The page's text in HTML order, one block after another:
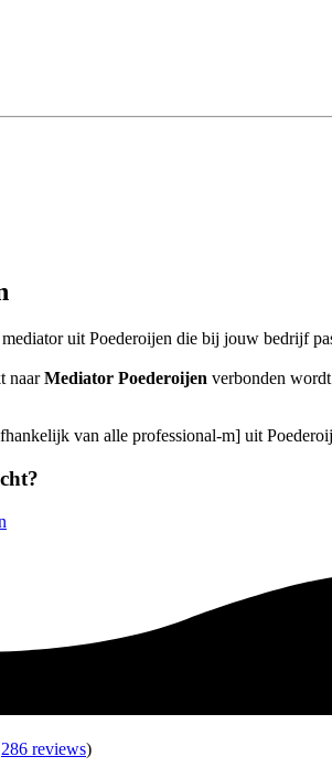
uit Poederoijen die bij jouw bedrijf
naarMediator Poederoijen verbonden
van alle professional-m] uit
286 reviews)